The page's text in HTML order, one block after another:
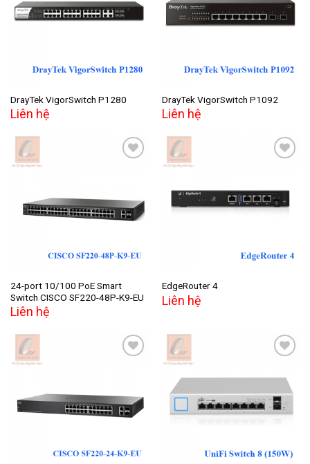
Add to
wishlist
DrayTek VigorSwitch P1280
Liên hệ
Add to
wishlist
DrayTek VigorSwitch P1092
Liên hệ
wishlist
24-port 10/100 PoE Smart
Switch CISCO SF220-48P-K9-EU
Liên hệ
Add to
wishlist
EdgeRouter 4
Liên hệ
wishlist
Add to
wishlist